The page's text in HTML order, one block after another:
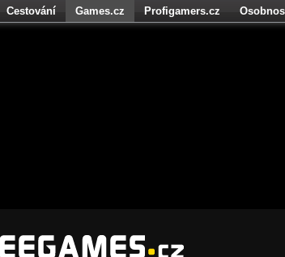
Cestování Games.cz Profigamers.cz